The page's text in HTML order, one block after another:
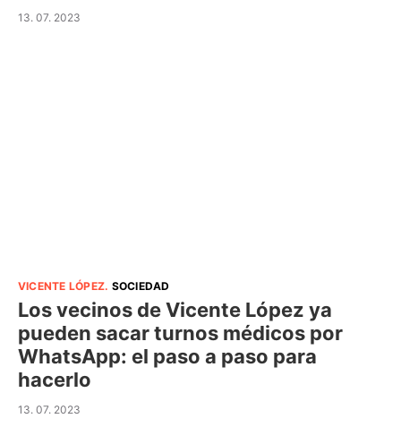
13. 07. 2023
VICENTE LÓPEZ. SOCIEDAD
Los vecinos de Vicente López ya
pueden sacar turnos médicos por
WhatsApp: el paso a paso para
hacerlo
13. 07. 2023